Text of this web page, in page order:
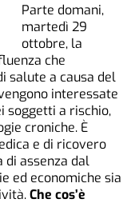
Parte domani,
martedì 29
ottobre, la
che
salute a causa del
interessate
soggetti a rischio,
croniche. È
e di ricovero
di assenza dal
ed economiche sia
Che cos’è